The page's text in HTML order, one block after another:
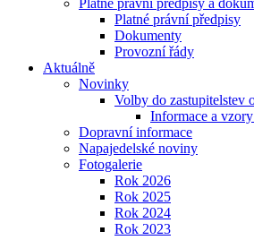
Platné právní předpisy a
Platné právní předpisy
Dokumenty
Provozní řády
Aktuálně
Novinky
Volby do zastupitelstev
Informace a
Dopravní informace
Napajedelské noviny
Fotogalerie
Rok 2026
Rok 2025
Rok 2024
Rok 2023